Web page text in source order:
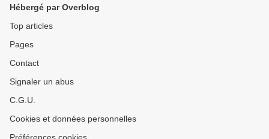
Hébergé par Overblog
Top articles
Pages
Contact
Signaler un abus
C.G.U.
Cookies et données personnelles